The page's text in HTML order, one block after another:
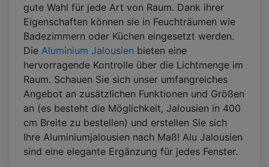
gute Wahl für jede Art von Raum. Dank ihrer
Eigenschaften können sie in Feuchträumen wie
Badezimmern oder Küchen eingesetzt werden.
Die Aluminium Jalousien bieten eine
hervorragende Kontrolle über die Lichtmenge im
Raum. Schauen Sie sich unser umfangreiches
Angebot an zusätzlichen Funktionen und Größen
an (es besteht die Möglichkeit, Jalousien in 400
cm Breite zu bestellen) und erstellen Sie sich
Ihre Aluminiumjalousien nach Maß! Alu Jalousien
sind eine elegante Ergänzung für jedes Fenster.